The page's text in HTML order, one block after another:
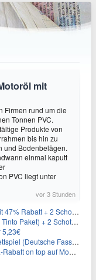
mit
Firmen rund um die
Tonnen PVC.
Produkte von
bis hin zu
und Bodenbelägen.
einmal kaputt
PVC liegt unter
vor 3 Stunden
Zwiesel Gläser GRATIS für 29,99€
Zwiesel Gläser für 25,99€ inkl. Versand
5,23€
Fassung) für 9,84€
auf Mode- und Sport-Artikel